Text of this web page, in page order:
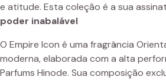
e atitude. Esta coleção é a sua
poder inabalável
O Empire Icon é uma fragrância
moderna, elaborada com a alta
Parfums Hinode. Sua composição